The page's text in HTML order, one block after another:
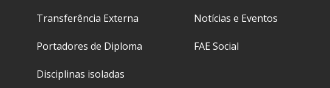
Transferência Externa
Portadores de Diploma
Disciplinas isoladas
Notícias e Eventos
FAE Social